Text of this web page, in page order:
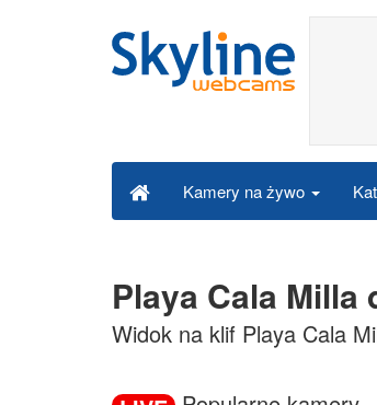
Kamery na żywo
Playa Cala Milla
Widok na klif Playa Cala